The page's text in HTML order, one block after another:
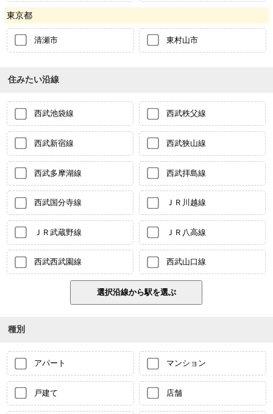
東京都
清瀬市 東村山市
住みたい沿線
西武池袋線 西武秩父線
西武新宿線 西武狭山線
西武多摩湖線 西武拝島線
西武国分寺線 ＪＲ川越線
ＪＲ武蔵野線 ＪＲ八高線
西武西武園線 西武山口線
種別
アパート マンション
戸建て 店舗